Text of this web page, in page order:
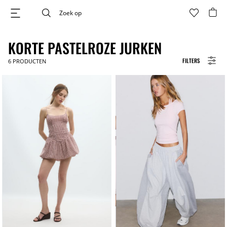
FILTERS
KORTE PASTELROZE JURKEN
6 PRODUCTEN